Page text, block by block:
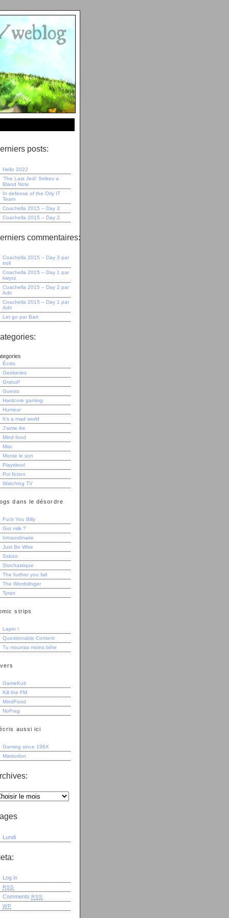
posts:
Hello 2022
‘The Last Jedi’ Strikes a
Bland Note
In defense of the Orly IT
Team
Coachella 2015 – Day 3
Coachella 2015 – Day 2
commentaires:
Coachella 2015 – Day 3 par
troll
Coachella 2015 – Day 1 par
kwyxz
Coachella 2015 – Day 2 par
Adri
Coachella 2015 – Day 1 par
Adri
Let go par Bart
Écrits
Geekeries
Gratuit³
Guests
Hardcore gaming
Humeur
It's a mad world
J'aime lire
Mind food
Misc
Monte le son
Playskool
Pol fiction
Watching TV
dans le désordre
Fuck You Billy
Got milk ?
Intraordinaire
Just Be Wise
Sskizo
Stochastique
The further you fall
The Wordslinger
Tyran
strips
Lapin !
Questionable Content
Tu mourras moins bête
GameKult
Kill the FM
MindFood
NoFrag
aussi ici
Gaming since 198X
Mastodon
Lundi
Log in
RSS
Comments RSS
WP